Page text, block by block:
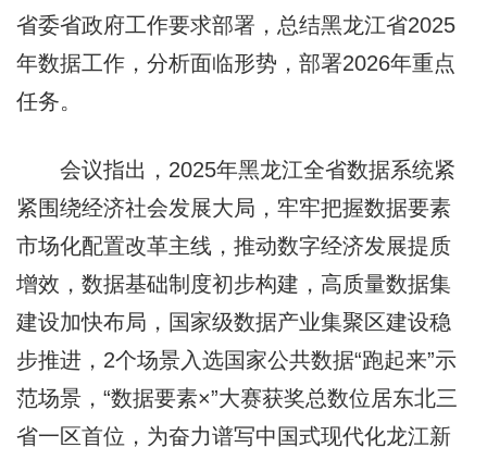
省委省政府工作要求部署，总结黑龙江省2025
年数据工作，分析面临形势，部署2026年重点
任务。
会议指出，2025年黑龙江全省数据系统紧
紧围绕经济社会发展大局，牢牢把握数据要素
市场化配置改革主线，推动数字经济发展提质
增效，数据基础制度初步构建，高质量数据集
建设加快布局，国家级数据产业集聚区建设稳
步推进，2个场景入选国家公共数据“跑起来”示
范场景，“数据要素×”大赛获奖总数位居东北三
省一区首位，为奋力谱写中国式现代化龙江新